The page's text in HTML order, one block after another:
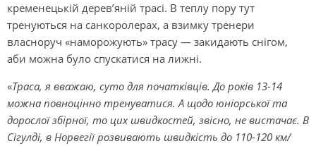
кременецькій дерев’яній трасі. В теплу пору тут
тренуються на санкоролерах, а взимку тренери
власноруч «наморожують» трасу — закидають снігом,
аби можна було спускатися на лижні.
«Траса, я вважаю, суто для початківців. До років 13-14
можна повноцінно тренуватися. А щодо юніорської та
дорослої збірної, то цих швидкостей, звісно, не вистачає. В
Сігулді, в Норвегії розвивають швидкість до 110-120 км/